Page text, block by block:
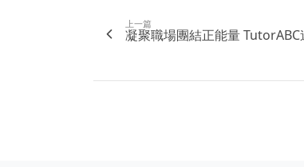
上一篇
凝聚職場團結正能量 TutorABC